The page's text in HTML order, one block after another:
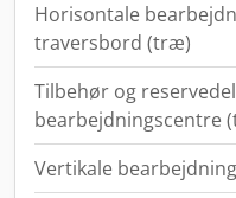
Horisontale
traversbord (træ)
Tilbehør og
bearbejdningscentre
Vertikale